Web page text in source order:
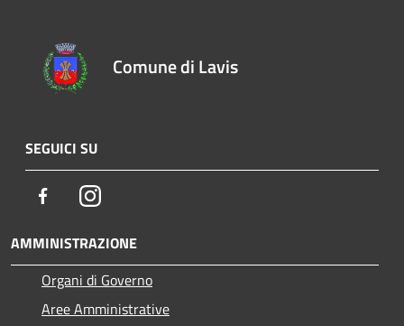
Comune di Lavis
SEGUICI SU
FacebookInstagram
AMMINISTRAZIONE
Organi di Governo
Aree Amministrative